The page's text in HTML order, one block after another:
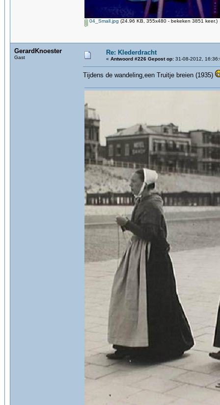
04_Small.jpg (24.96 KB, 355x480 - bekeken 3851 keer.)
GerardKnoester
Gast
Re: Klederdracht
« Antwoord #226 Gepost op: 31-08-2012,
Tijdens de wandeling,een Truitje breien (1935)